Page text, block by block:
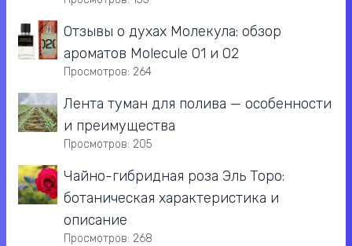
Отзывы о духах Молекула: обзор
ароматов Molecule 01 и 02
Просмотров: 264
Лента туман для полива — особенности
и преимущества
Просмотров: 205
Чайно-гибридная роза Эль Торо:
ботаническая характеристика и
описание
Просмотров: 268